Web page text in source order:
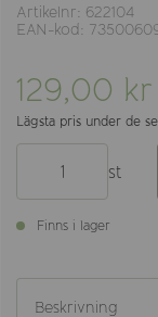
Artikelnr: 622104
EAN-kod:
129,00 kr
Lägsta pris under de
st
Finns i lager
Beskrivning